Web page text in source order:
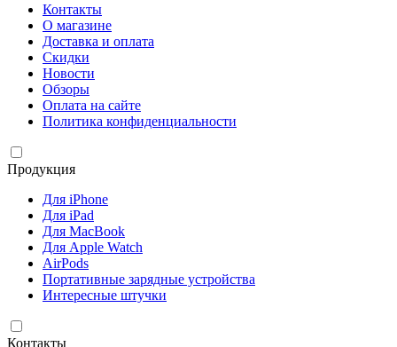
Контакты
О магазине
Доставка и оплата
Скидки
Новости
Обзоры
Оплата на сайте
Политика конфиденциальности
Продукция
Для iPhone
Для iPad
Для MacBook
Для Apple Watch
AirPods
Портативные зарядные устройства
Интересные штучки
Контакты